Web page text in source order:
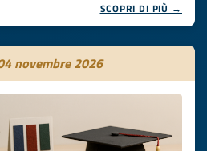
SCOPRI DI PIÙ →
novembre 2026